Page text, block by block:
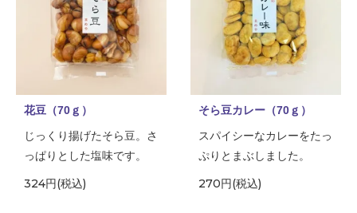
花豆（70ｇ）
じっくり揚げたそら豆。さ
っぱりとした塩味です。
324円(税込)
そら豆カレー（70ｇ）
スパイシーなカレーをたっ
ぷりとまぶしました。
270円(税込)